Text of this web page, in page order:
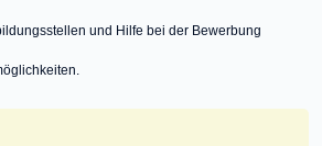
und Hilfe bei der Bewerbung